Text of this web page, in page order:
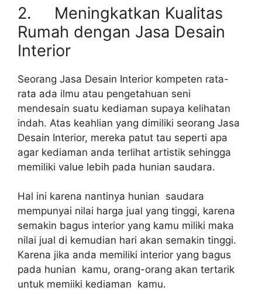
2. Meningkatkan Kualitas
Rumah dengan Jasa Desain
Interior
Seorang Jasa Desain Interior kompeten rata-
rata ada ilmu atau pengetahuan seni
mendesain suatu kediaman supaya kelihatan
indah. Atas keahlian yang dimiliki seorang Jasa
Desain Interior, mereka patut tau seperti apa
agar kediaman anda terlihat artistik sehingga
memiliki value lebih pada hunian saudara.
Hal ini karena nantinya hunian saudara
mempunyai nilai harga jual yang tinggi, karena
semakin bagus interior yang kamu miliki maka
nilai jual di kemudian hari akan semakin tinggi.
Karena jika anda memiliki interior yang bagus
pada hunian kamu, orang-orang akan tertarik
untuk memiiki kediaman kamu.